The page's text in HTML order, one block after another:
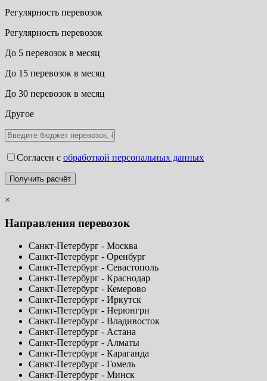
Регулярность перевозок
Регулярность перевозок
До 5 перевозок в месяц
До 15 перевозок в месяц
До 30 перевозок в месяц
Другое
Согласен с обработкой персональных данных
×
Направления перевозок
Санкт-Петербург - Москва
Санкт-Петербург - Оренбург
Санкт-Петербург - Севастополь
Санкт-Петербург - Краснодар
Санкт-Петербург - Кемерово
Санкт-Петербург - Иркутск
Санкт-Петербург - Нерюнгри
Санкт-Петербург - Владивосток
Санкт-Петербург - Астана
Санкт-Петербург - Алматы
Санкт-Петербург - Караганда
Санкт-Петербург - Гомель
Санкт-Петербург - Минск